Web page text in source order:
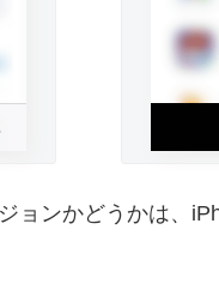
ョンかどうかは、